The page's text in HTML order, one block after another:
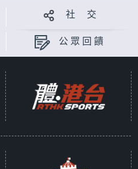
社 交
公眾回饋